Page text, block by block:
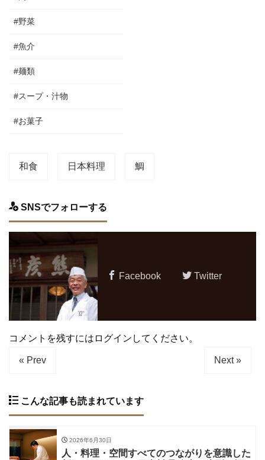
#野菜
#魚介
#麺類
#スープ・汁物
#お菓子
和食 日本料理 鯛
SNSでフォローする
Facebook Twitter
コメントを残すにはログインしてください。
« Prev Next »
こんな記事も読まれています
2026年6月30日
人・料理・空間すべてのつながりを意識した